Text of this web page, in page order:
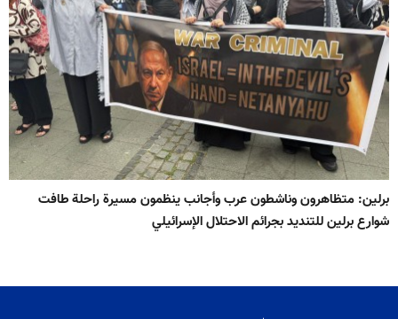
برلين: متظاهرون وناشطون عرب وأجانب ينظمون مسيرة راحلة طافت
شوارع برلين للتنديد بجرائم الاحتلال الإسرائيلي